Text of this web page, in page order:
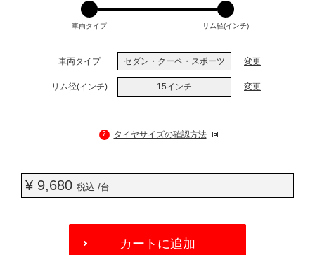
車両タイプ リム径(インチ)
車両タイプ セダン・クーペ・スポーツ 変更
リム径(インチ) 15インチ 変更
? タイヤサイズの確認方法
¥ 9,680 税込 /台
カートに追加